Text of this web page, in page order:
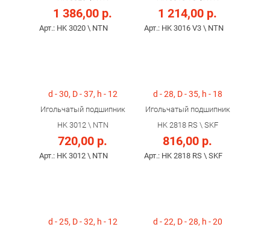
1 386,00 р.
Арт.: HK 3020 \ NTN
1 214,00 р.
Арт.: HK 3016 V3 \ NTN
d - 30, D - 37, h - 12
Игольчатый подшипник
HK 3012 \ NTN
720,00 р.
Арт.: HK 3012 \ NTN
d - 28, D - 35, h - 18
Игольчатый подшипник
HK 2818 RS \ SKF
816,00 р.
Арт.: HK 2818 RS \ SKF
d - 25, D - 32, h - 12 d - 22, D - 28, h - 20